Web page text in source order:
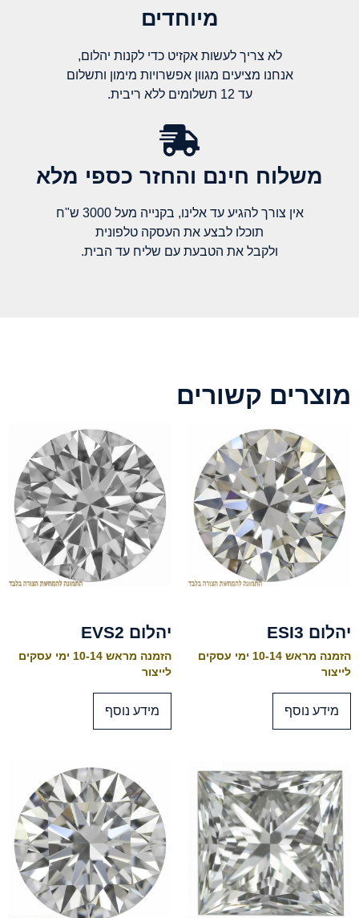
מיוחדים
לא צריך לעשות אקזיט כדי לקנות יהלום,
אנחנו מציעים מגוון אפשרויות מימון ותשלום
עד 12 תשלומים ללא ריבית.
משלוח חינם והחזר כספי מלא​
אין צורך להגיע עד אלינו, בקנייה מעל 3000 ש"ח
תוכלו לבצע את העסקה טלפונית
ולקבל את הטבעת עם שליח עד הבית.
מוצרים קשורים
יהלום ESI3
הזמנה מראש 10-14 ימי עסקים
לייצור
מידע נוסף
יהלום EVS2
הזמנה מראש 10-14 ימי עסקים
לייצור
מידע נוסף